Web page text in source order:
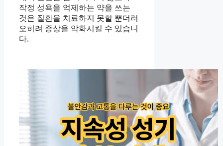
작정 성욕을 억제하는 약을 쓰는
것은 질환을 치료하지 못할 뿐더러
오히려 증상을 악화시킬 수 있습니
다.